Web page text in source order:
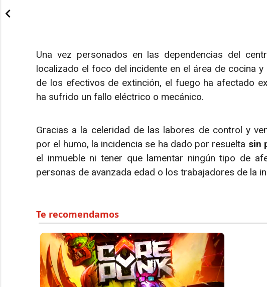
Una vez personados en las dependencias del
localizado el foco del incidente en el área de cocina
de los efectivos de extinción, el fuego ha afectado
ha sufrido un fallo eléctrico o mecánico.
Gracias a la celeridad de las labores de control y
por el humo, la incidencia se ha dado por resuelta sin
el inmueble ni tener que lamentar ningún tipo de
personas de avanzada edad o los trabajadores de la